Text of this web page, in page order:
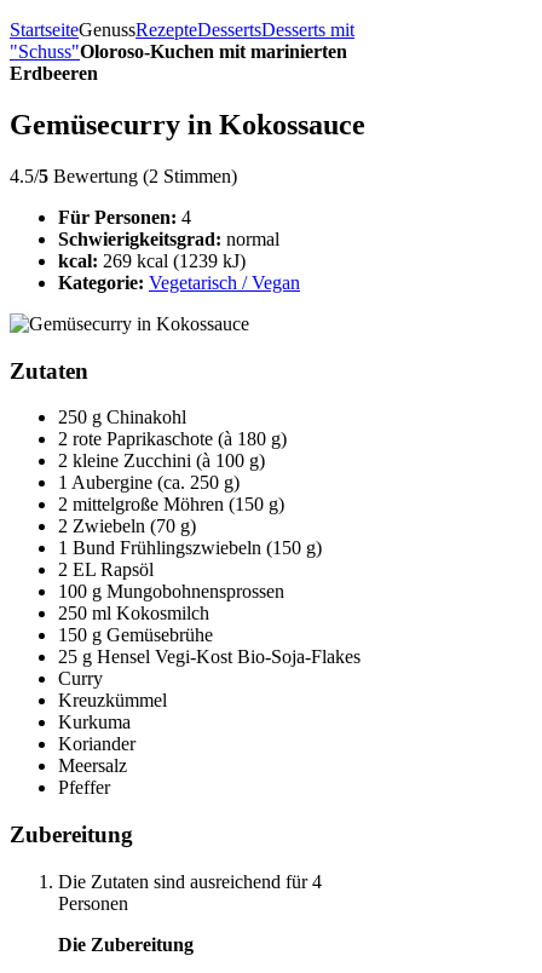
StartseiteGenussRezepteDessertsDesserts mit
"Schuss"Oloroso-Kuchen mit marinierten
Erdbeeren
Gemüsecurry in Kokossauce
4.5/5 Bewertung (2 Stimmen)
Für Personen: 4
Schwierigkeitsgrad: normal
kcal: 269 kcal (1239 kJ)
Kategorie: Vegetarisch / Vegan
Zutaten
250 g Chinakohl
2 rote Paprikaschote (à 180 g)
2 kleine Zucchini (à 100 g)
1 Aubergine (ca. 250 g)
2 mittelgroße Möhren (150 g)
2 Zwiebeln (70 g)
1 Bund Frühlingszwiebeln (150 g)
2 EL Rapsöl
100 g Mungobohnensprossen
250 ml Kokosmilch
150 g Gemüsebrühe
25 g Hensel Vegi-Kost Bio-Soja-Flakes
Curry
Kreuzkümmel
Kurkuma
Koriander
Meersalz
Pfeffer
Zubereitung
Die Zutaten sind ausreichend für 4
Personen
Die Zubereitung